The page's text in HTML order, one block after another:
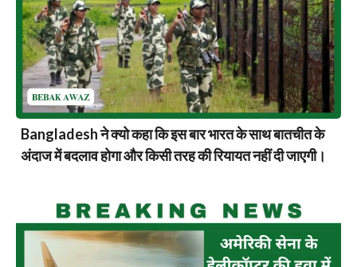
Bangladesh ने क्यो कहा कि इस बार भारत के साथ बातचीत के
अंदाज में बदलाव होगा और किसी तरह की रियायत नहीं दी जाएगी।